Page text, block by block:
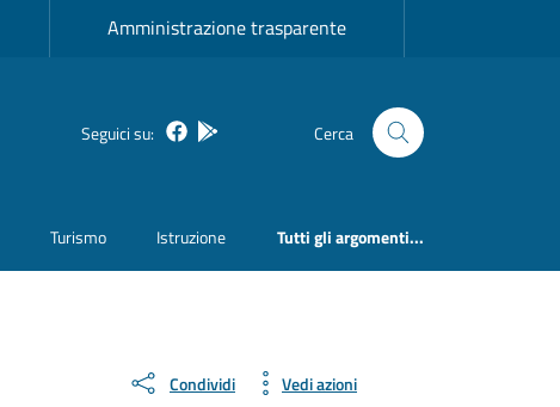
Amministrazione trasparente
Seguici su: FacebookBosa inAppCerca
Turismo Istruzione Tutti gli argomenti...
Condividi Vedi azioni